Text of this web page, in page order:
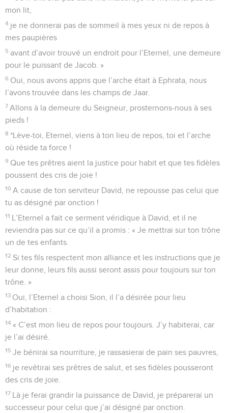
Sion, résidence du Seigneur et ville de
David
1 Chant des montées, de David. Eternel, je n’ai pas un cœur
orgueilleux ni des regards hautains, et je ne m’engage pas
dans des projets trop grands et trop élevés pour moi.
2 Au contraire, je suis calme et tranquille comme un enfant
sevré qui se trouve avec sa mère, je suis comme un enfant
sevré.
3 Israël, mets ton espoir en l’Eternel dès maintenant et pour
toujours !
Seuls les Évangiles sont disponibles en vidéo pour le moment.
Qu'il est bon, pour des frères, d'être
ensemble
Chant des montées. Eternel, souviens-toi de David, de tout
ce qu’il a souffert !
2
Il a fait un serment à l’Eternel, il a fait ce vœu au puissant
de Jacob :
« Je n’entrerai pas dans ma maison, je ne monterai pas sur
mon lit,
4
je ne donnerai pas de sommeil à mes yeux ni de repos à
mes paupières
avant d’avoir trouvé un endroit pour l’Eternel, une demeure
pour le puissant de Jacob. »
Oui, nous avons appris que l’arche était à Ephrata, nous
l’avons trouvée dans les champs de Jaar.